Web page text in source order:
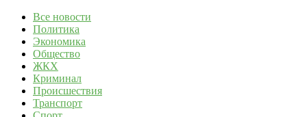
Все новости
Политика
Экономика
Общество
ЖКХ
Криминал
Происшествия
Транспорт